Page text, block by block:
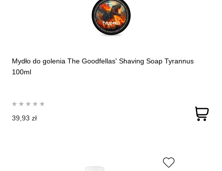
Mydło do golenia The Goodfellas' Shaving Soap Tyrannus
100ml
39,93 zł